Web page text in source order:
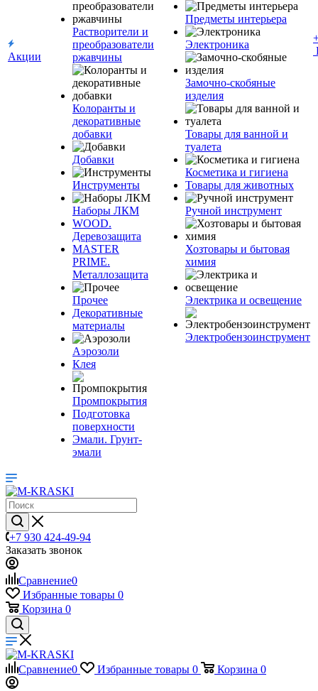
Акции
Растворители и
преобразователи
ржавчины
Колоранты и
декоративные
добавки
Добавки
Инструменты
Наборы ЛКМ
WOOD.
Деревозащита
MASTER
PRIME.
Металлозащита
Прочее
Декоративные
материалы
Аэрозоли
Клея
Промпокрытия
Подготовка
поверхности
Эмали. Грунт-
эмали
Предметы интерьера
Электроника
Замочно-скобяные
изделия
Товары для ванной и
туалета
Косметика и гигиена
Товары для животных
Ручной инструмент
Хозтовары и бытовая
химия
Электрика и освещение
Электробензоинструмент
+7 930 424-49-94
Заказать звонок
Сравнение0
Избранные товары 0
Корзина 0
Сравнение0 Избранные товары 0 Корзина 0